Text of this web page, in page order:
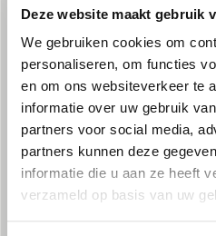
Deze website maakt gebruik
We gebruiken cookies om
personaliseren, om functies
en om ons websiteverkeer te
informatie over uw gebruik
partners voor social media,
partners kunnen deze
informatie die u aan ze heeft
verzameld op basis van uw